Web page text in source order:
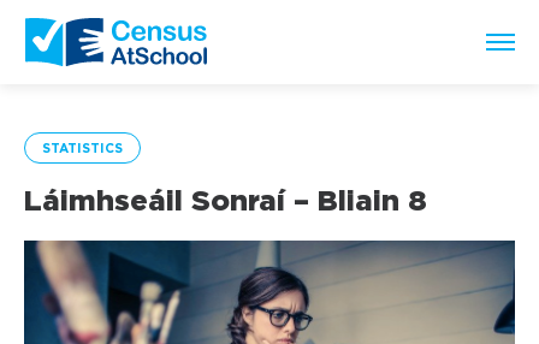
STATISTICS
Láimhseáil Sonraí – Bliain 8